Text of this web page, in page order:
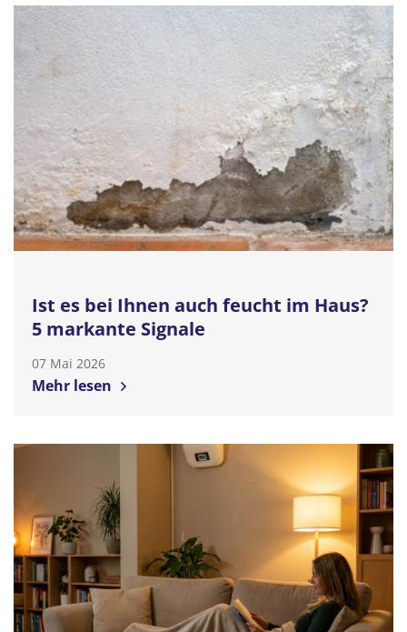
Ist es bei Ihnen auch feucht im Haus?
5 markante Signale
07 Mai 2026
Mehr lesen